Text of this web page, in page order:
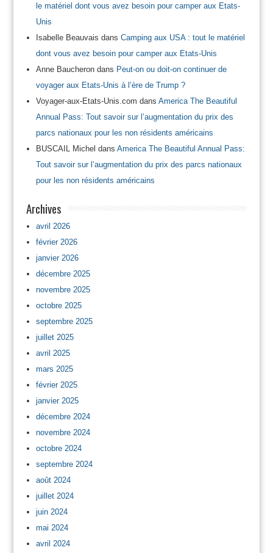
le matériel dont vous avez besoin pour camper aux Etats-
Unis
Isabelle Beauvais dans Camping aux USA : tout le matériel
dont vous avez besoin pour camper aux Etats-Unis
Anne Baucherondans Peut-on ou doit-on continuer de
voyager aux Etats-Unis à l’ère de Trump ?
Voyager-aux-Etats-Unis.com dans America The Beautiful
Annual Pass: Tout savoir sur l’augmentation du prix des
parcs nationaux pour les non résidents américains
BUSCAIL Michel dans America The Beautiful Annual Pass:
Tout savoir sur l’augmentation du prix des parcs nationaux
pour les non résidents américains
Archives
avril 2026
février 2026
janvier 2026
décembre 2025
novembre 2025
octobre 2025
septembre 2025
juillet 2025
avril 2025
mars 2025
février 2025
janvier 2025
décembre 2024
novembre 2024
octobre 2024
septembre 2024
août 2024
juillet 2024
juin 2024
mai 2024
avril 2024